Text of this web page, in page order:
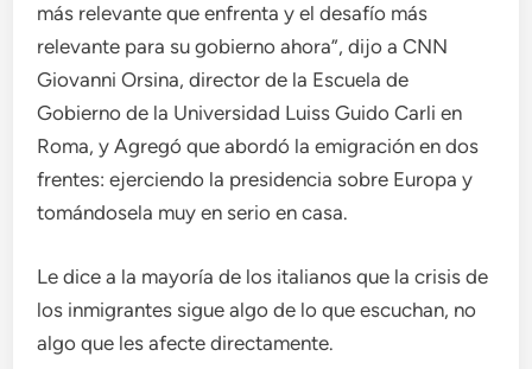
más relevante que enfrenta y el desafío más
relevante para su gobierno ahora”, dijo a CNN
Giovanni Orsina, director de la Escuela de
Gobierno de la Universidad Luiss Guido Carli en
Roma, y ​Agregó que abordó la emigración en dos
frentes: ejerciendo la presidencia sobre Europa y
tomándosela muy en serio en casa.
Le dice a la mayoría de los italianos que la crisis de
los inmigrantes sigue algo de lo que escuchan, no
algo que les afecte directamente.